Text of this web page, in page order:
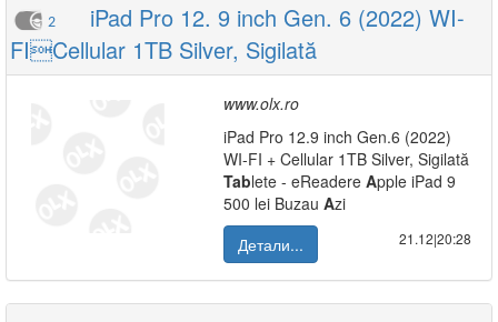
2
iPad Pro 12. 9 inch Gen. 6 (2022) WI-
FICellular 1TB Silver, Sigilată
www.olx.ro
iPad Pro 12.9 inch Gen.6 (2022)
WI-FI + Cellular 1TB Silver, Sigilată
Tablete - eReadere Apple iPad 9
500 lei Buzau Azi
Детали...
21.12|20:28